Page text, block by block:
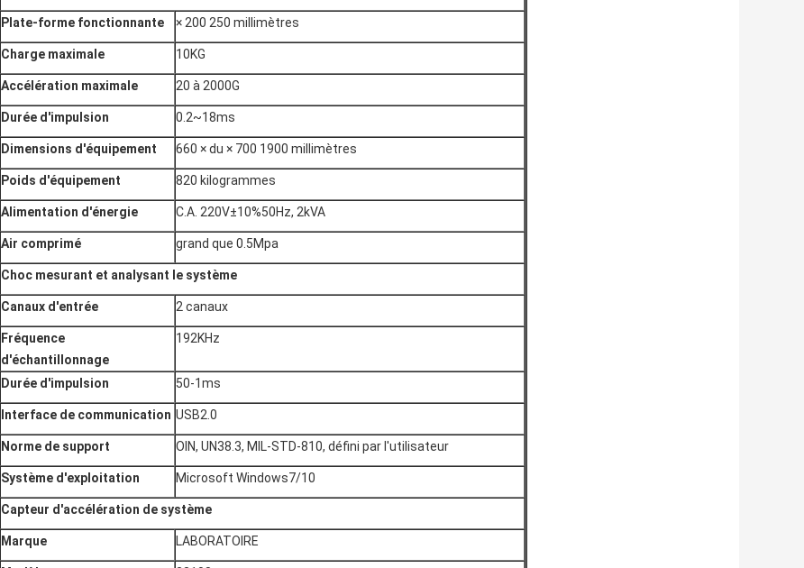
Plate-forme fonctionnante × 200 250 millimètres
Charge maximale 10KG
Accélération maximale 20 à 2000G
Durée d'impulsion 0.2~18ms
Dimensions d'équipement 660 × du × 700 1900 millimètres
Poids d'équipement 820 kilogrammes
Alimentation d'énergie C.A. 220V±10%50Hz, 2kVA
Air comprimé grand que 0.5Mpa
Choc mesurant et analysant le système
Canaux d'entrée 2 canaux
Fréquence
d'échantillonnage
192KHz
Durée d'impulsion 50-1ms
Interface de communication USB2.0
Norme de support OIN, UN38.3, MIL-STD-810, défini par l'utilisateur
Système d'exploitation Microsoft Windows7/10
Capteur d'accélération de système
Marque LABORATOIRE